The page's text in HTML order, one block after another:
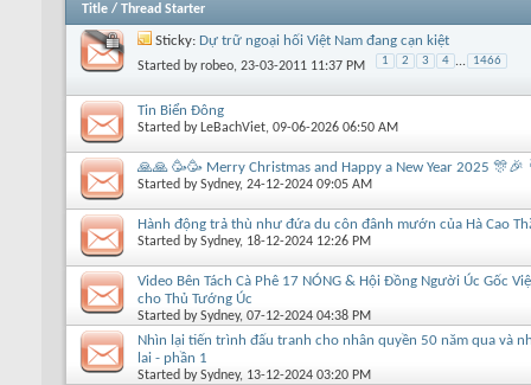
Title / Thread Starter
Sticky: Dự trữ ngoại hối Việt Nam đang cạn kiệt
Started byrobeo, 23-03-2011 11:37 PM 1 2 3 4 ... 1466
Tin Biển Đông
Started by LeBachViet, 09-06-2026 06:50 AM
🙏🙏 🥳🥳 Merry Christmas and Happy a New Year 2025 🎊🎉
Started bySydney, 24-12-2024 09:05 AM
Hành động trả thù như đứa du côn đânh mướn của Hà Cao
Started bySydney, 18-12-2024 12:26 PM
Video Bên Tách Cà Phê 17 NÓNG & Hội Đồng Người Úc Gốc
cho Thủ Tướng Úc
Started bySydney, 07-12-2024 04:38 PM
Nhìn lại tiến trình đấu tranh cho nhân quyền 50 năm qua và
lai - phần 1
Started bySydney, 13-12-2024 03:20 PM